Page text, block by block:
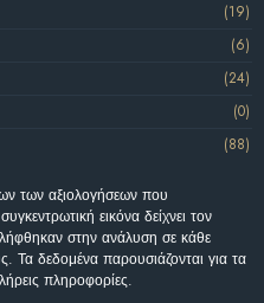
(19)
(6)
(24)
(0)
(88)
των αξιολογήσεων που
εικόνα δείχνει τον
στην ανάλυση σε κάθε
Τα δεδομένα παρουσιάζονται για τα
πληροφορίες.